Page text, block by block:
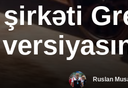
Ruslan